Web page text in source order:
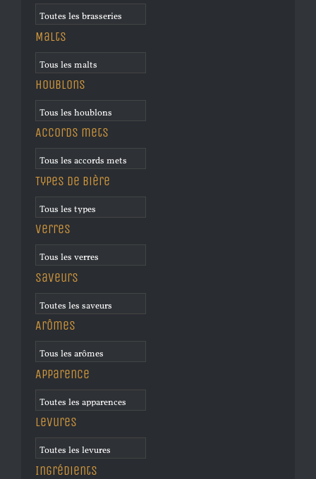
Malts
Houblons
Accords mets
Types de bière
Verres
Saveurs
Arômes
Apparence
Levures
Ingrédients